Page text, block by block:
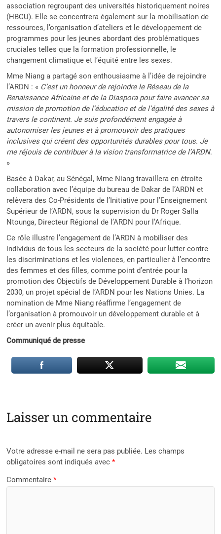
association regroupant des universités historiquement noires
(HBCU). Elle se concentrera également sur la mobilisation de
ressources, l’organisation d’ateliers et le développement de
programmes pour les jeunes abordant des problématiques
cruciales telles que la formation professionnelle, le
changement climatique et l’équité entre les sexes.
Mme Niang a partagé son enthousiasme à l’idée de rejoindre
l’ARDN : « C’est un honneur de rejoindre le Réseau de la
Renaissance Africaine et de la Diaspora pour faire avancer sa
mission de promotion de l’éducation et de l’égalité des sexes à
travers le continent. Je suis profondément engagée à
autonomiser les jeunes et à promouvoir des pratiques
inclusives qui créent des opportunités durables pour tous. Je
me réjouis de contribuer à la vision transformatrice de l’ARDN.
»
Basée à Dakar, au Sénégal, Mme Niang travaillera en étroite
collaboration avec l’équipe du bureau de Dakar de l’ARDN et
relèvera des Co-Présidents de l’Initiative pour l’Enseignement
Supérieur de l’ARDN, sous la supervision du Dr Roger Salla
Ntounga, Directeur Régional de l’ARDN pour l’Afrique.
Ce rôle illustre l’engagement de l’ARDN à mobiliser des
individus de tous les secteurs de la société pour lutter contre
les discriminations et les violences, en particulier à l’encontre
des femmes et des filles, comme point d’entrée pour la
promotion des Objectifs de Développement Durable à l’horizon
2030, un projet spécial de l’ARDN pour les Nations Unies. La
nomination de Mme Niang réaffirme l’engagement de
l’organisation à promouvoir un développement durable et à
créer un avenir plus équitable.
Communiqué de presse
Laisser un commentaire
Votre adresse e-mail ne sera pas publiée. Les champs
obligatoires sont indiqués avec*
Commentaire*